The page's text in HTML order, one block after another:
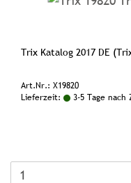
Trix Katalog 2017 DE
Art.Nr.: X19820
Lieferzeit:
3-5 Tage nach